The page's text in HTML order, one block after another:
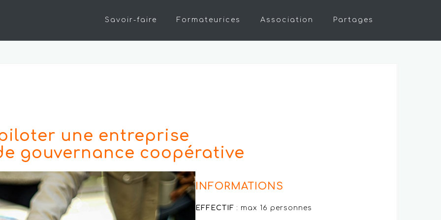
Savoir-faire Formateurices Association Partages
une entreprise
gouvernance coopérative
INFORMATIONS
EFFECTIF : max 16 personnes